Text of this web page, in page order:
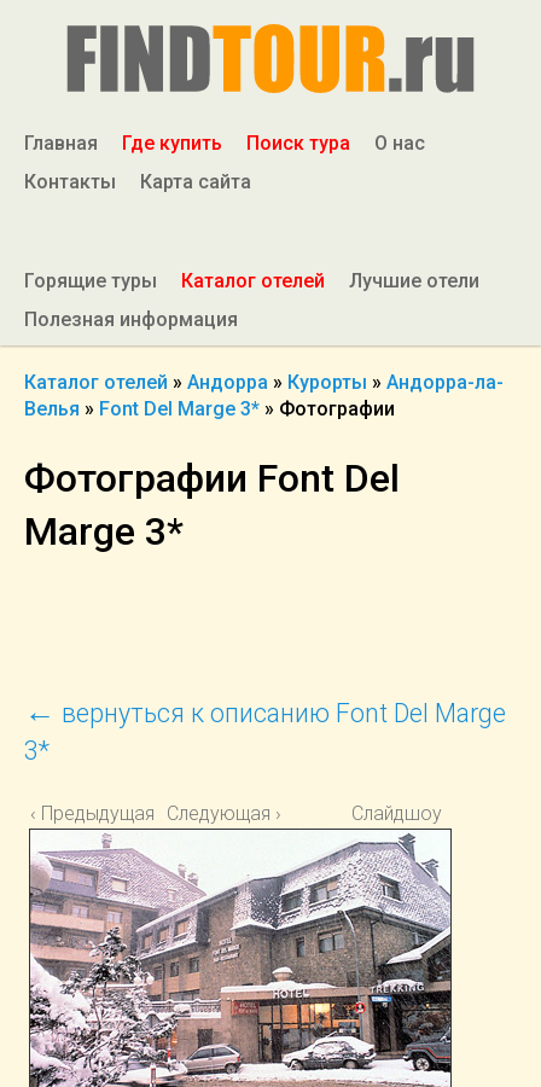
Главная Где купить Поиск тура
О нас
Контакты
Карта сайта
Горящие туры Каталог отелей
Лучшие отели
Полезная информация
Каталог отелей » Андорра » Курорты » Андорра-ла-
Велья » Font Del Marge 3* » Фотографии
Фотографии Font Del
Marge 3*
← вернуться к описанию Font Del Marge
3*
‹ Предыдущая Следующая › Слайдшоу